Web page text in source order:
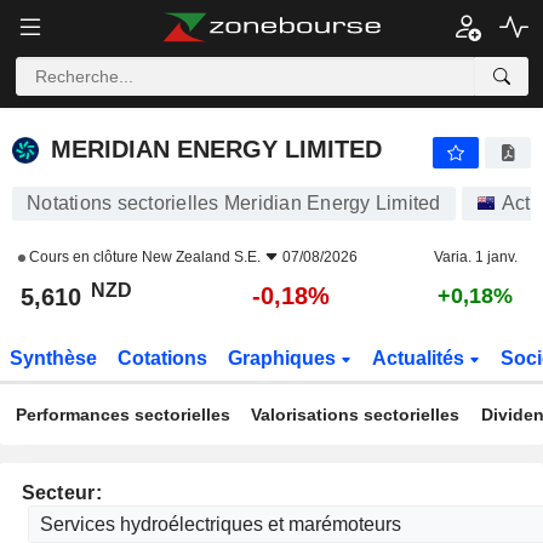
MERIDIAN ENERGY LIMITED -0,18%
MERIDIAN ENERGY LIMITED
Notations sectorielles Meridian Energy Limited
Cours en clôture New Zealand S.E. 07/08/2026 Varia. 1 janv.
5,610 NZD -0,18% +0,18%
Synthèse Cotations Graphiques Actualités
Performances sectorielles Valorisations sectorielles
Secteur: